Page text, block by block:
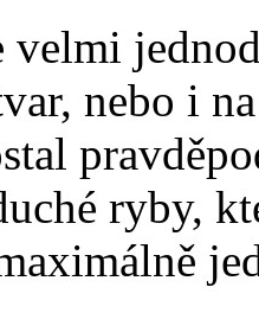
nebo i
ryby,